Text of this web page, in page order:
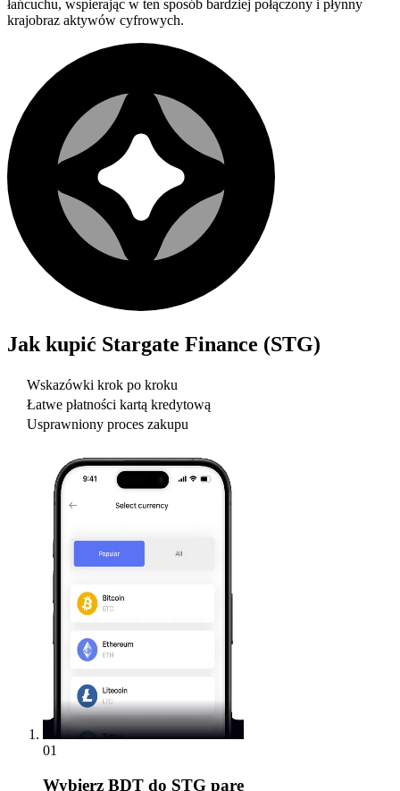
łańcuchu, wspierając w ten sposób bardziej połączony i płynny
krajobraz aktywów cyfrowych.
Jak kupić Stargate Finance (STG)
Wskazówki krok po kroku
Łatwe płatności kartą kredytową
Usprawniony proces zakupu
01
Wybierz BDT do STG parę